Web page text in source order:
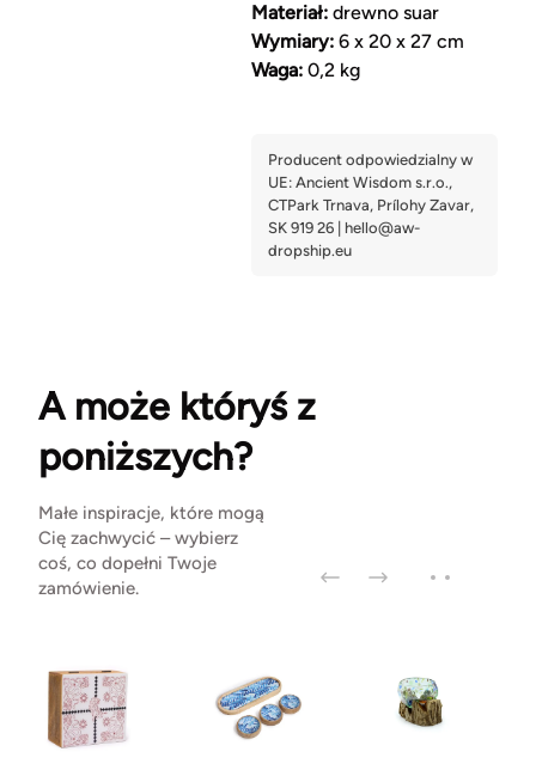
Materiał:drewno suar
Wymiary:6 x 20 x 27 cm
Waga:0,2 kg
A może któryś z
poniższych?
Małe inspiracje, które mogą
Cię zachwycić – wybierz
coś, co dopełni Twoje
zamówienie.